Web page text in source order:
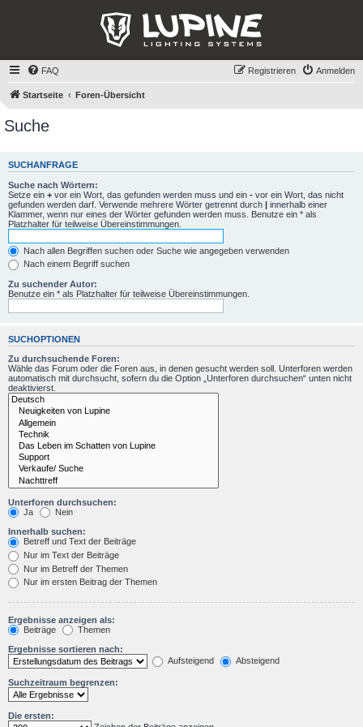
FAQ Anmelden
Registrieren
Startseite Foren-Übersicht
Suche
SUCHANFRAGE
Suche nach Wörtern:
Setze ein + vor ein Wort, das gefunden werden muss und ein - vor ein Wort, das nicht
gefunden werden darf. Verwende mehrere Wörter getrennt durch | innerhalb einer
Klammer, wenn nur eines der Wörter gefunden werden muss. Benutze ein * als
Platzhalter für teilweise Übereinstimmungen.
Nach allen Begriffen suchen oder Suche wie angegeben verwenden
Nach einem Begriff suchen
Zu suchender Autor:
Benutze ein * als Platzhalter für teilweise Übereinstimmungen.
SUCHOPTIONEN
Zu durchsuchende Foren:
Wähle das Forum oder die Foren aus, in denen gesucht werden soll. Unterforen werden
automatisch mit durchsucht, sofern du die Option „Unterforen durchsuchen“ unten nicht
deaktivierst.
Unterforen durchsuchen:
Ja
Nein
Innerhalb suchen:
Betreff und Text der Beiträge
Nur im Text der Beiträge
Nur im Betreff der Themen
Nur im ersten Beitrag der Themen
Ergebnisse anzeigen als:
Beiträge
Themen
Ergebnisse sortieren nach:
Aufsteigend
Absteigend
Suchzeitraum begrenzen:
Die ersten: